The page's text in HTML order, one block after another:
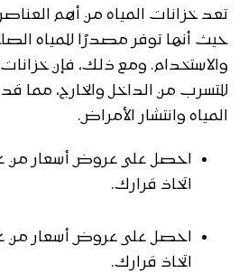
تعد خزانات المياه من أهم العناصر
حيث أنها توفر مصدرًا للمياه
والاستخدام. ومع ذلك، فإن
للتسرب من الداخل والخارج، مما
المياه وانتشار الأمراض.
احصل على عروض أسعار
اتخاذ قرارك.
احصل على عروض أسعار
اتخاذ قرارك.